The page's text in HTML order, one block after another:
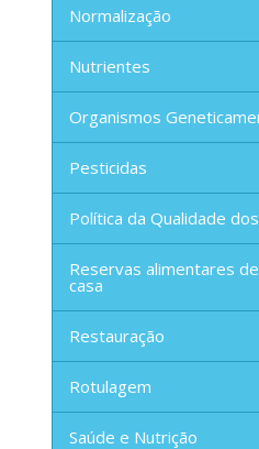
Normalização
Nutrientes
Organismos
Pesticidas
Política da Qualidade
Reservas alimentares
casa
Restauração
Rotulagem
Saúde e Nutrição